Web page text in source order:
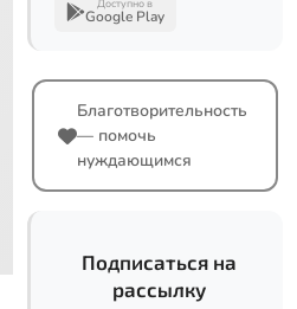
Доступно в
Google Play
Благотворительность
— помочь
нуждающимся
Подписаться на
рассылку